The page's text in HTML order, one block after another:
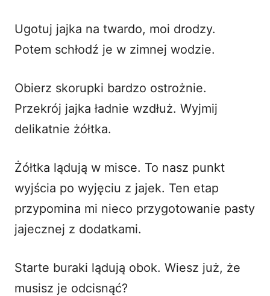
Ugotuj jajka na twardo, moi drodzy.
Potem schłodź je w zimnej wodzie.
Obierz skorupki bardzo ostrożnie.
Przekrój jajka ładnie wzdłuż. Wyjmij
delikatnie żółtka.
Żółtka lądują w misce. To nasz punkt
wyjścia po wyjęciu z jajek. Ten etap
przypomina mi nieco przygotowanie pasty
jajecznej z dodatkami.
Starte buraki lądują obok. Wiesz już, że
musisz je odcisnąć?